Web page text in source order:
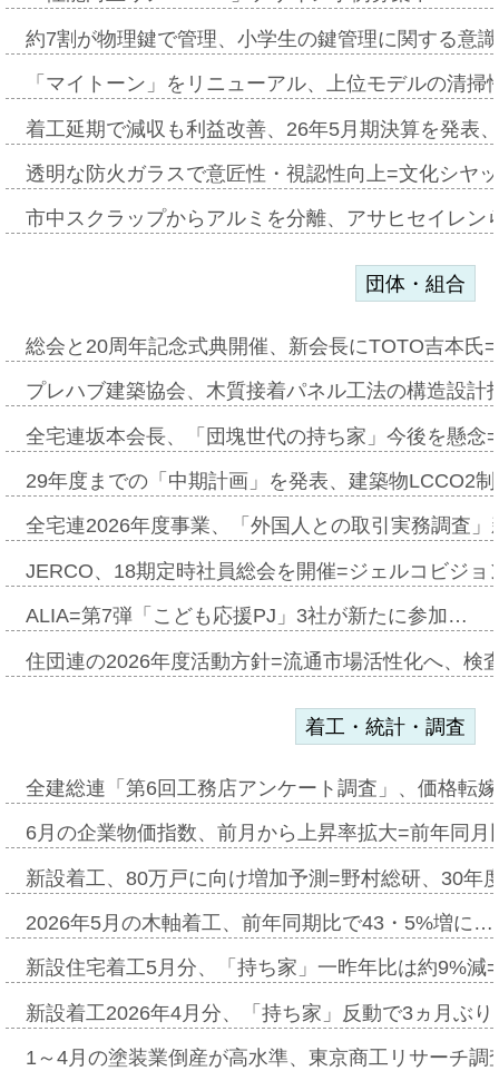
約7割が物理鍵で管理、小学生の鍵管理に関する意
「マイトーン」をリニューアル、上位モデルの清
着工延期で減収も利益改善、26年5月期決算を発表
透明な防火ガラスで意匠性・視認性向上=文化シヤ
市中スクラップからアルミを分離、アサヒセイレ
団体・組合
総会と20周年記念式典開催、新会長にTOTO吉本氏
プレハブ建築協会、木質接着パネル工法の構造設
全宅連坂本会長、「団塊世代の持ち家」今後を懸
29年度までの「中期計画」を発表、建築物LCCO2
全宅連2026年度事業、「外国人との取引実務調査
JERCO、18期定時社員総会を開催=ジェルコビジ
ALIA=第7弾「こども応援PJ」3社が新たに参加…
住団連の2026年度活動方針=流通市場活性化へ、検
着工・統計・調査
全建総連「第6回工務店アンケート調査」、価格転
6月の企業物価指数、前月から上昇率拡大=前年同
新設着工、80万戸に向け増加予測=野村総研、30年
2026年5月の木軸着工、前年同期比で43・5%増に…
新設住宅着工5月分、「持ち家」一昨年比は約9%
新設着工2026年4月分、「持ち家」反動で3ヵ月ぶ
1～4月の塗装業倒産が高水準、東京商工リサーチ